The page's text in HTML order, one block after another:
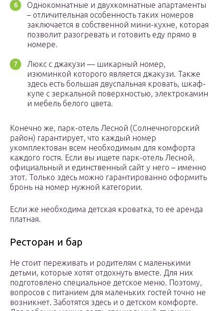
Однокомнатные и двухкомнатные апартаменты
– отличительная особенность таких номеров
заключается в собственной мини-кухне, которая
позволит разогревать и готовить еду прямо в
номере.
Люкс с джакузи — шикарный номер,
изюминкой которого является джакузи. Также
здесь есть большая двуспальная кровать, шкаф-
купе с зеркальной поверхностью, электрокамин
и мебель белого цвета.
Конечно же, парк-отель Лесной (Солнечногорский
район) гарантирует, что каждый номер
укомплектован всем необходимым для комфорта
каждого гостя. Если вы ищете парк-отель Лесной,
официальный и единственный сайт у него – именно
этот. Только здесь можно гарантированно оформить
бронь на номер нужной категории.
Если же необходима детская кроватка, то ее аренда
платная.
Ресторан и бар
Не стоит переживать и родителям с маленькими
детьми, которые хотят отдохнуть вместе. Для них
подготовлено специальное детское меню. Поэтому,
вопросов с питанием для маленьких гостей точно не
возникнет. Заботятся здесь и о детском комфорте.